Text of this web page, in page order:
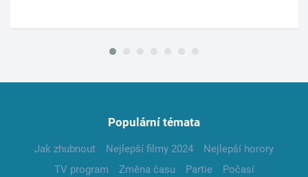
Populární témata
Jak zhubnout Nejlepší filmy 2024
Nejlepší horory
TV program
Změna času Partie
Počasí